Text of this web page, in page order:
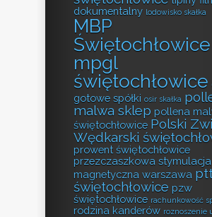
dokumentalny lodowisko skałka
MBP
Świętochłowice
mpgl
świętochłowice
gotowe spółki osir skałka
malwa sklep pollena
świętochłowice Polski
Wędkarski
prowent świętochłowice
przezczaszkowa stymulacja
magnetyczna warszawa
świętochłowice pzw
świętochłowice rachunkowość
rodzina kanderów roznoszenie